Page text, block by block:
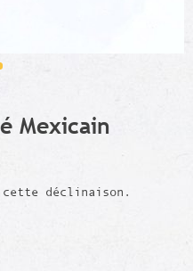
Mexicain
cette déclinaison.